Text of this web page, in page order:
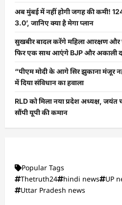
अब मुंबई में नहीं होगी जगह की कमी!
3.0’, जानिए क्या है मेगा प्लान
सुखबीर बादल करेंगे महिला आरक्षण और
फिर एक साथ आएंगे BJP और अकाली
“पीएम मोदी के आगे सिर झुकाना मंजूर
में दिया संविधान का हवाला
RLD को मिला नया प्रदेश अध्यक्ष, जयंत
सौंपी यूपी की कमान
Popular Tags
Thetruth24
hindi news UP
Uttar Pradesh news